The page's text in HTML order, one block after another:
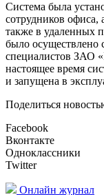
Система была
сотрудников офиса,
также в удаленных
было осуществлено
специалистов
настоящее время
и запущена в
Поделиться
Facebook
Вконтакте
Одноклассники
Twitter
Онлайн журнал